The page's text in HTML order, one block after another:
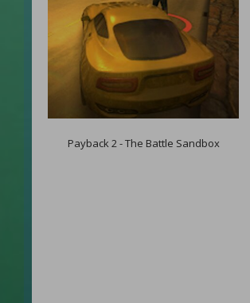
Payback 2 - The Battle Sandbox